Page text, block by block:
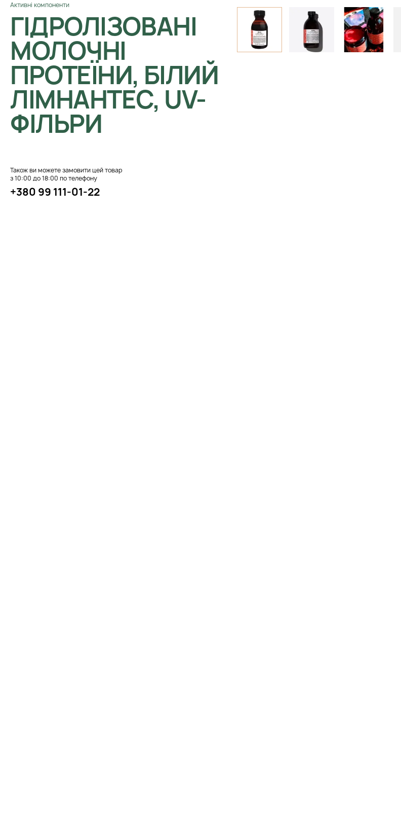
Активні компоненти
ГІДРОЛІЗОВАНІ
МОЛОЧНІ
ПРОТЕЇНИ, БІЛИЙ
ЛІМНАНТЕС, UV-
ФІЛЬРИ
Також ви можете замовити цей товар
з 10:00 до 18:00 по телефону
+380 99 111-01-22